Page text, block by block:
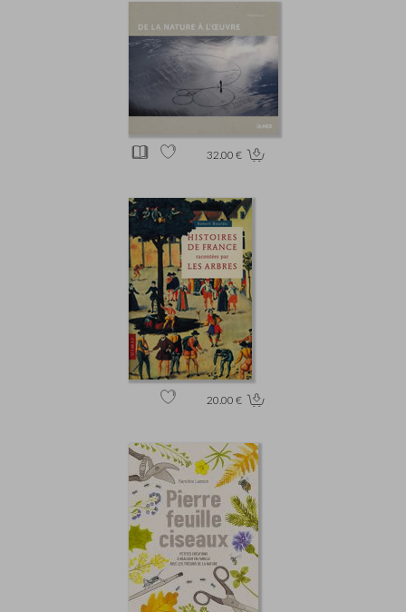
32.00 €
20.00 €